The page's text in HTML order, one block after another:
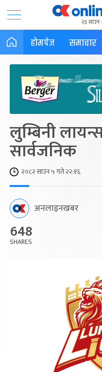
२३ साउन
होमपेज समाचार
लुम्बिनी
सार्वजनिक
२०८२ साउन ५ गते २२:१६
अनलाइनखबर
648
SHARES